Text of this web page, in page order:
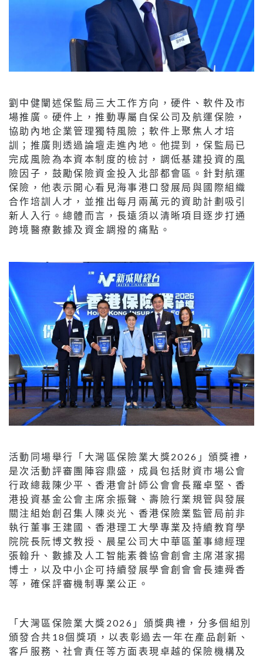
劉中健闡述保監局三大工作方向，硬件、軟件及市
場推廣。硬件上，推動專屬自保公司及航運保險，
協助內地企業管理獨特風險；軟件上聚焦人才培
訓；推廣則透過論壇走進內地。他提到，保監局已
完成風險為本資本制度的檢討，調低基建投資的風
險因子，鼓勵保險資金投入北部都會區。針對航運
保險，他表示開心看見海事港口發展局與國際組織
合作培訓人才，並推出每月兩萬元的資助計劃吸引
新人入行。總體而言，長遠須以清晰項目逐步打通
跨境醫療數據及資金調撥的痛點。
活動同場舉行「大灣區保險業大獎2026」頒獎禮，
是次活動評審團陣容鼎盛，成員包括財資市場公會
行政總裁陳少平、香港會計師公會會長羅卓堅、香
港投資基金公會主席余振聲、壽險行業規管與發展
關注組始創召集人陳炎光、香港保險業監管局前非
執行董事王建國、香港理工大學專業及持續教育學
院院長阮博文教授、晨星公司大中華區董事總經理
張翰升、數據及人工智能素養協會創會主席湛家揚
博士，以及中小企可持續發展學會創會會長連舜香
等，確保評審機制專業公正。
「大灣區保險業大獎2026」頒獎典禮，分多個組別
頒發合共18個獎項，以表彰過去一年在產品創新、
客戶服務、社會責任等方面表現卓越的保險機構及